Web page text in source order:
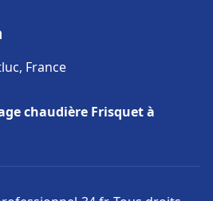
France
chaudière Frisquet à